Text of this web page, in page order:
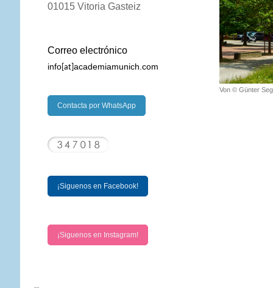
Von © Günter
01015 Vitoria Gasteiz
Correo electrónico
info[at] academiamunich.com
Contacta por WhatsApp
¡Siguenos en Facebook!
¡Siguenos en Instagram!